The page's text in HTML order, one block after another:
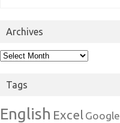
Archives
Archives
Tags
English Excel Google